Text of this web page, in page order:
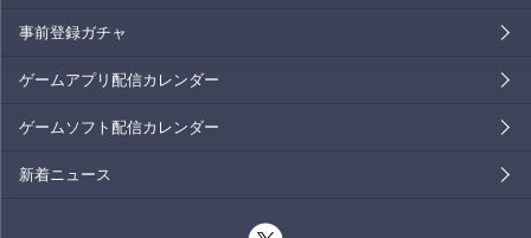
事前登録ガチャ
ゲームアプリ配信カレンダー
ゲームソフト配信カレンダー
新着ニュース